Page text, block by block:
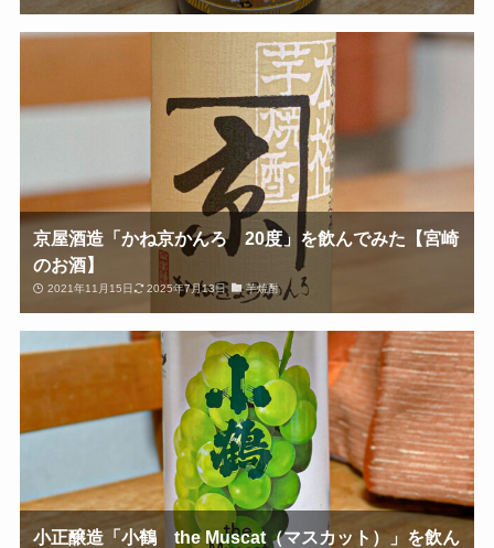
京屋酒造「かね京かんろ 20度」を飲んでみた【宮崎
のお酒】
2021年11月15日 2025年7月13日 芋焼酎
小正醸造「小鶴 the Muscat（マスカット）」を飲ん